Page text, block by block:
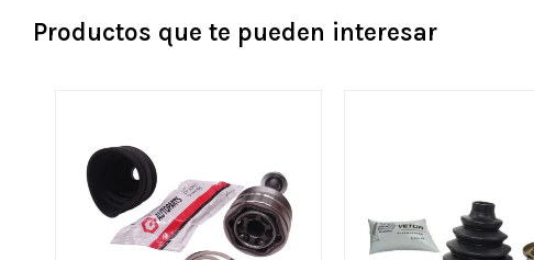
Productos que te pueden interesar